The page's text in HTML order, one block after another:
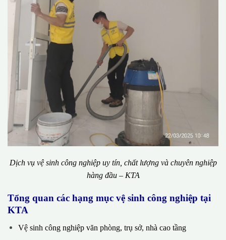
Dịch vụ vệ sinh công nghiệp uy tín, chất lượng và chuyên nghiệp
hàng đầu – KTA
Tổng quan các hạng mục vệ sinh công nghiệp tại
KTA
Vệ sinh công nghiệp văn phòng, trụ sở, nhà cao tầng